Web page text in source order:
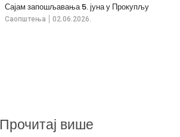
Саопштења 02.06.2026.
Сајам запошљавања 5. јуна у Прокупљу
Прочитај више